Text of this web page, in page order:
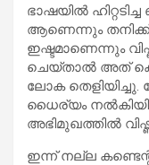
ഭാഷയിൽ
ആണെന്നും തനിക്ക്
ഇഷ്ടമാണെന്നും
ചെയ്താൽ അത്
ലോക
ധൈര്യം
അഭിമുഖത്തിൽ
ഇന്ന് നല്ല